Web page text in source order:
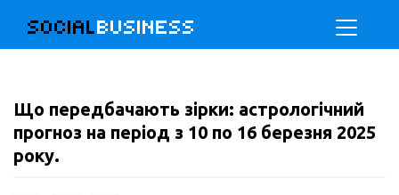
SOCIALBUSINESS
Що передбачають зірки: астрологічний
прогноз на період з 10 по 16 березня 2025
року.